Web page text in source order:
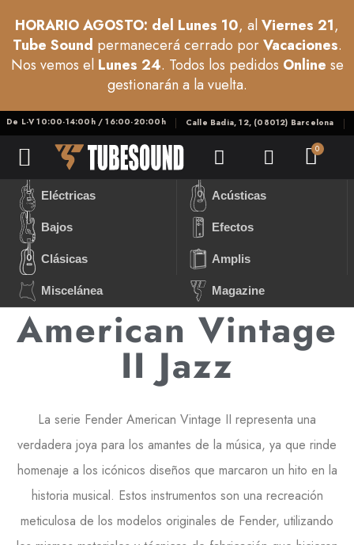
HORARIO AGOSTO: del Lunes 10, alViernes 21,
Tube Sound permanecerá cerrado porVacaciones.
Nos vemos el Lunes 24. Todos los pedidos Online se
gestionarán a la vuelta.
De L-V 10:00-14:00h / 16:00-20:00h Calle Badia, 12, (08012) Barcelona
Eléctricas Acústicas
Bajos Efectos
Clásicas Amplis
Miscelánea Magazine
American Vintage
II Jazz
La serie Fender American Vintage II representa una
verdadera joya para los amantes de la música, ya que rinde
homenaje a los icónicos diseños que marcaron un hito en la
historia musical. Estos instrumentos son una recreación
meticulosa de los modelos originales de Fender, utilizando